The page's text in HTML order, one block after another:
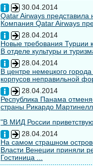
30.04.2014
Qatar Airways
Компания Qatar Airways
28.04.2014
Новые требования Турции
В отделе культуры и
28.04.2014
В центре немецкого
корпусов неправильной
28.04.2014
Республика Панама
страны Рикардо
"В МИД России
28.04.2014
На самом страшном
Власти Венеции приняли
Гостиница ...